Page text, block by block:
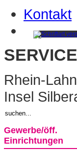
Kontakt
Rhein-
Insel
Gewerbe/öff.
Einrichtungen